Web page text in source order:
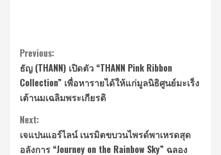
Continue
Reading
Previous:
ธัญ (THANN) เปิดตัว “THANN Pink Ribbon
Collection” เพื่อหารายได้ให้แก่มูลนิธิศูนย์มะเร็ง
เต้านมเฉลิมพระเกียรติ
Next:
เจแปนแอร์ไลน์ เนรมิตขบวนไพรด์พาเหรดสุด
อลังการ “Journey on the Rainbow Sky” ฉลอง